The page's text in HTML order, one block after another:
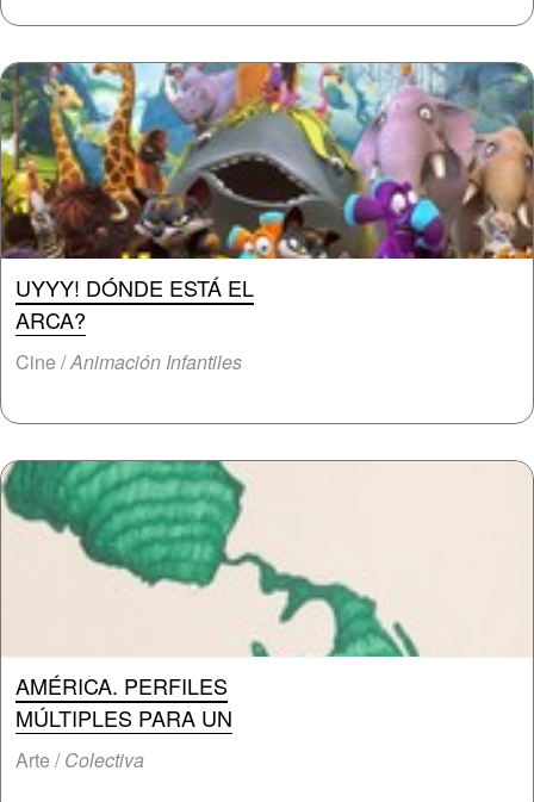
UYYY! DÓNDE ESTÁ EL
ARCA?
Cine /Animación Infantiles
AMÉRICA. PERFILES
MÚLTIPLES PARA UN
Arte /Colectiva